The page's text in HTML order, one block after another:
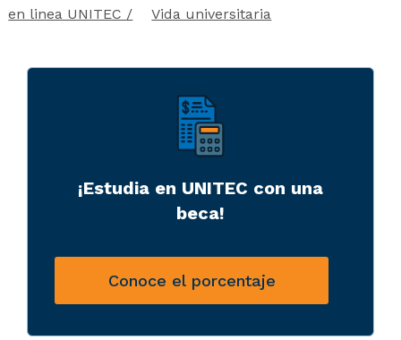
en linea UNITEC
Vida universitaria
¡Estudia en UNITEC con una
beca!
Conoce el porcentaje